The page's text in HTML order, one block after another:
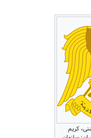
کریم